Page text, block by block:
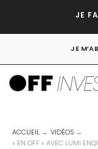
JE
JE
ACCUEIL
VIDÉOS
« EN OFF » AVEC LUMI